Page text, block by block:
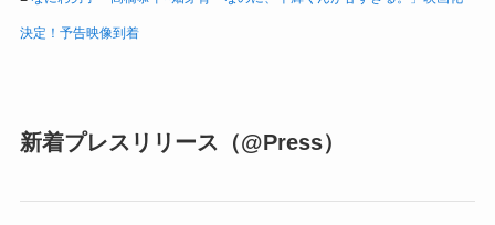
決定！予告映像到着
新着プレスリリース（@Press）